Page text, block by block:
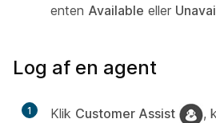
enten Available eller
Log af en agent
1 Klik Customer Assist ,